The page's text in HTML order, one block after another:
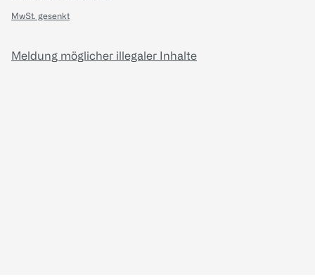
MwSt. gesenkt
Meldung möglicher illegaler Inhalte